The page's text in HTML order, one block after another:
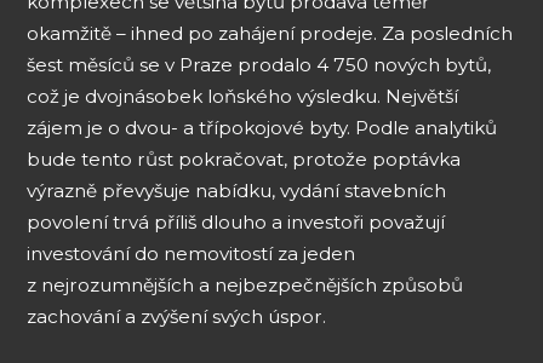
okamžitě – ihned po zahájení prodeje. Za posledních
šest měsíců se v Praze prodalo 4 750 nových bytů,
což je dvojnásobek loňského výsledku. Největší
zájem je o dvou- a třípokojové byty. Podle analytiků
bude tento růst pokračovat, protože poptávka
výrazně převyšuje nabídku, vydání stavebních
povolení trvá příliš dlouho a investoři považují
investování do nemovitostí za jeden
z nejrozumnějších a nejbezpečnějších způsobů
zachování a zvýšení svých úspor.